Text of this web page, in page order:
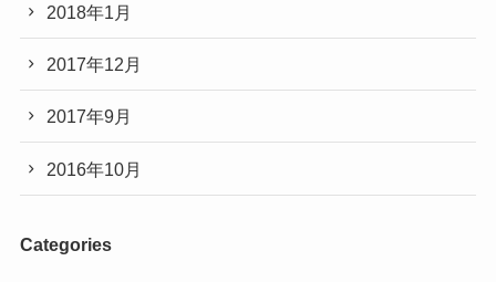
2018年1月
2017年12月
2017年9月
2016年10月
Categories